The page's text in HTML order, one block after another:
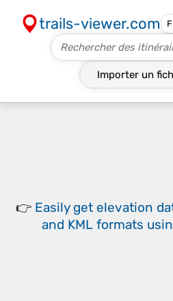
trails-viewer.com
Importer un
👉 Easily get elevation
and KML formats